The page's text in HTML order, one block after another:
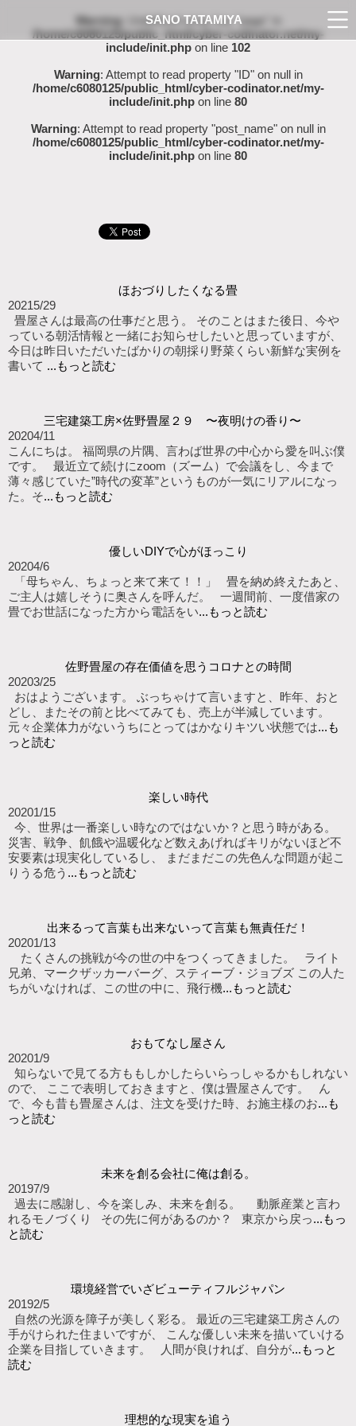
Warning: Undefined array key "page" in
/home/c6080125/public_html/cyber-codinator.net/my-
include/init.php on line 102
Warning: Attempt to read property "ID" on null in
/home/c6080125/public_html/cyber-codinator.net/my-
include/init.php on line 80
Warning: Attempt to read property "post_name" on null in
/home/c6080125/public_html/cyber-codinator.net/my-
include/init.php on line 80
ほおづりしたくなる畳
20215/29
畳屋さんは最高の仕事だと思う。 そのことはまた後日、今や
っている朝活情報と一緒にお知らせしたいと思っていますが、
今日は昨日いただいたばかりの朝採り野菜くらい新鮮な実例を
書いて ...もっと読む
三宅建築工房×佐野畳屋２９ 〜夜明けの香り〜
20204/11
こんにちは。 福岡県の片隅、言わば世界の中心から愛を叫ぶ僕
です。 最近立て続けにzoom（ズーム）で会議をし、今まで
薄々感じていた”時代の変革”というものが一気にリアルになっ
た。そ...もっと読む
優しいDIYで心がほっこり
20204/6
「母ちゃん、ちょっと来て来て！！」 畳を納め終えたあと、
ご主人は嬉しそうに奥さんを呼んだ。 一週間前、一度借家の
畳でお世話になった方から電話をい...もっと読む
佐野畳屋の存在価値を思うコロナとの時間
20203/25
おはようございます。 ぶっちゃけて言いますと、昨年、おと
どし、またその前と比べてみても、売上が半減しています。
元々企業体力がないうちにとってはかなりキツい状態では...も
っと読む
楽しい時代
20201/15
今、世界は一番楽しい時なのではないか？と思う時がある。
災害、戦争、飢餓や温暖化など数えあげればキリがないほど不
安要素は現実化しているし、 まだまだこの先色んな問題が起こ
りうる危う ...もっと読む
出来るって言葉も出来ないって言葉も無責任だ！
20201/13
たくさんの挑戦が今の世の中をつくってきました。 ライト
兄弟、マークザッカーバーグ、スティーブ・ジョブズ この人た
ちがいなければ、この世の中に、飛行機...もっと読む
おもてなし屋さん
20201/9
知らないで見てる方ももしかしたらいらっしゃるかもしれない
ので、 ここで表明しておきますと、僕は畳屋さんです。 ん
で、今も昔も畳屋さんは、注文を受けた時、お施主様のお...も
っと読む
未来を創る会社に俺は創る。
20197/9
過去に感謝し、今を楽しみ、未来を創る。 動脈産業と言わ
れるモノづくり その先に何があるのか？ 東京から戻っ...もっ
と読む
環境経営でいざビューティフルジャパン
20192/5
自然の光源を障子が美しく彩る。 最近の三宅建築工房さんの
手がけられた住まいですが、 こんな優しい未来を描いていける
企業を目指していきます。 人間が良ければ、自分が...もっと
読む
理想的な現実を追う
SANO TATAMIYA